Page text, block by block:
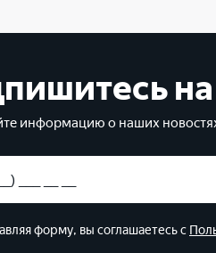
информацию о наших
форму, вы соглашаетесь с